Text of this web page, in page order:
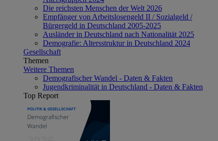
Die reichsten Menschen der Welt 2026
Empfänger von Arbeitslosengeld II / Sozialgeld /
Bürgergeld in Deutschland 2005-2025
Ausländer in Deutschland nach Nationalität 2025
Demografie: Altersstruktur in Deutschland 2024
Gesellschaft
Themen
Weitere Themen
Demografischer Wandel - Daten & Fakten
Jugendkriminalität in Deutschland - Daten & Fakten
Top Report